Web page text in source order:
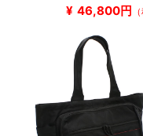
¥ 46,800円